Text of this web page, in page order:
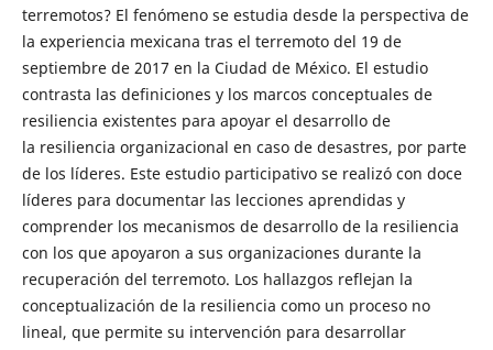
terremotos? El fenómeno se estudia desde la perspectiva de
la experiencia mexicana tras el terremoto del 19 de
septiembre de 2017 en la Ciudad de México. El estudio
contrasta las definiciones y los marcos conceptuales de
resiliencia existentes para apoyar el desarrollo de
la resiliencia organizacional en caso de desastres, por parte
de los líderes. Este estudio participativo se realizó con doce
líderes para documentar las lecciones aprendidas y
comprender los mecanismos de desarrollo de la resiliencia
con los que apoyaron a sus organizaciones durante la
recuperación del terremoto. Los hallazgos reflejan la
conceptualización de la resiliencia como un proceso no
lineal, que permite su intervención para desarrollar